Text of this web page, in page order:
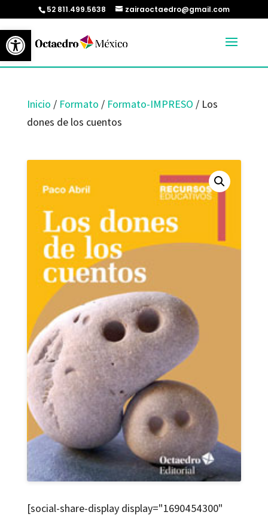
Abrir barra de herramientas
52 811.499.5638 zairaoctaedro@gmail.com
Inicio / Formato / Formato-IMPRESO / Los
dones de los cuentos
[social-share-display display="1690454300"